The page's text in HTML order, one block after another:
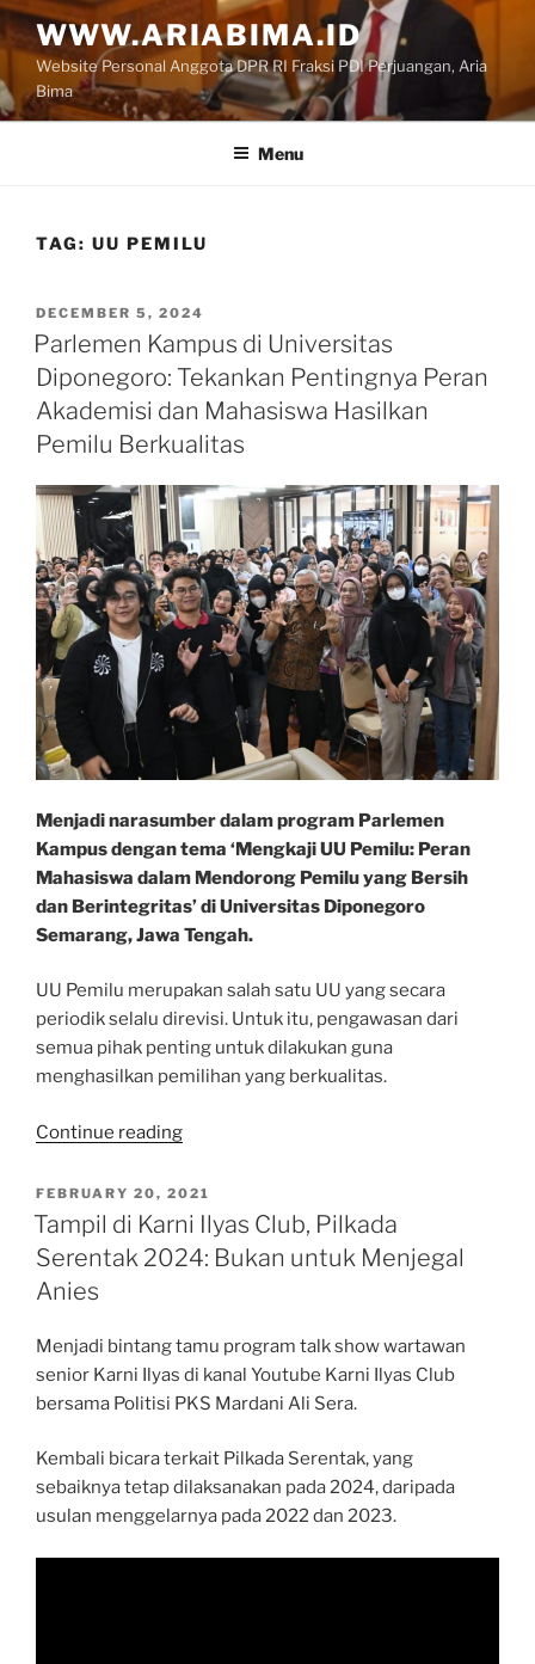
Skip
to
content
WWW.ARIABIMA.ID
Website Personal Anggota DPR RI Fraksi PDI Perjuangan, Aria
Bima
Menu
TAG: UU PEMILU
POSTED
ON
DECEMBER 5, 2024
Parlemen Kampus di Universitas
Diponegoro: Tekankan Pentingnya Peran
Akademisi dan Mahasiswa Hasilkan
Pemilu Berkualitas
Menjadi narasumber dalam program Parlemen
Kampus dengan tema ‘Mengkaji UU Pemilu: Peran
Mahasiswa dalam Mendorong Pemilu yang Bersih
dan Berintegritas’ di Universitas Diponegoro
Semarang, Jawa Tengah.
UU Pemilu merupakan salah satu UU yang secara
periodik selalu direvisi. Untuk itu, pengawasan dari
semua pihak penting untuk dilakukan guna
menghasilkan pemilihan yang berkualitas.
Continue reading“Parlemen
di
Universitas
Diponegoro:
Tekankan
Akademisi
Hasilkan
Pemilu
Berkualitas”
POSTED
ON
FEBRUARY 20, 2021
Tampil di Karni Ilyas Club, Pilkada
Serentak 2024: Bukan untuk Menjegal
Anies
Menjadi bintang tamu program talk show wartawan
senior Karni Ilyas di kanal Youtube Karni Ilyas Club
bersama Politisi PKS Mardani Ali Sera.
Kembali bicara terkait Pilkada Serentak, yang
sebaiknya tetap dilaksanakan pada 2024, daripada
usulan menggelarnya pada 2022 dan 2023.